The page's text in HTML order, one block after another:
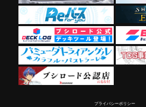
プライバシーポリシー